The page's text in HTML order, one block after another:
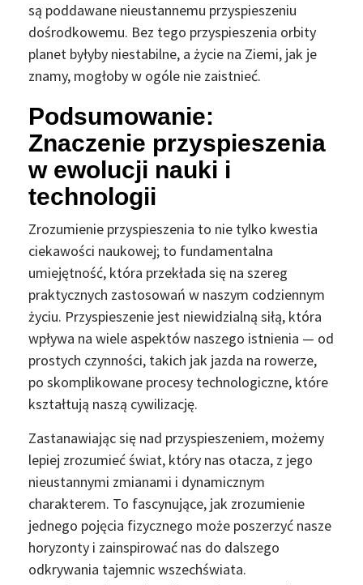
są poddawane nieustannemu przyspieszeniu
dośrodkowemu. Bez tego przyspieszenia orbity
planet byłyby niestabilne, a życie na Ziemi, jak je
znamy, mogłoby w ogóle nie zaistnieć.
Podsumowanie:
Znaczenie przyspieszenia
w ewolucji nauki i
technologii
Zrozumienie przyspieszenia to nie tylko kwestia
ciekawości naukowej; to fundamentalna
umiejętność, która przekłada się na szereg
praktycznych zastosowań w naszym codziennym
życiu. Przyspieszenie jest niewidzialną siłą, która
wpływa na wiele aspektów naszego istnienia — od
prostych czynności, takich jak jazda na rowerze,
po skomplikowane procesy technologiczne, które
kształtują naszą cywilizację.
Zastanawiając się nad przyspieszeniem, możemy
lepiej zrozumieć świat, który nas otacza, z jego
nieustannymi zmianami i dynamicznym
charakterem. To fascynujące, jak zrozumienie
jednego pojęcia fizycznego może poszerzyć nasze
horyzonty i zainspirować nas do dalszego
odkrywania tajemnic wszechświata.